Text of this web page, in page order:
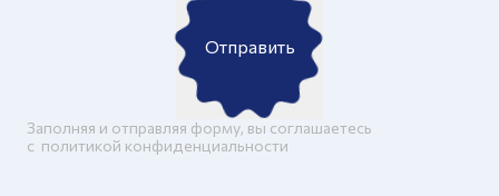
Отправить
Заполняя и отправляя форму, вы соглашаетесь
c политикой конфиденциальности